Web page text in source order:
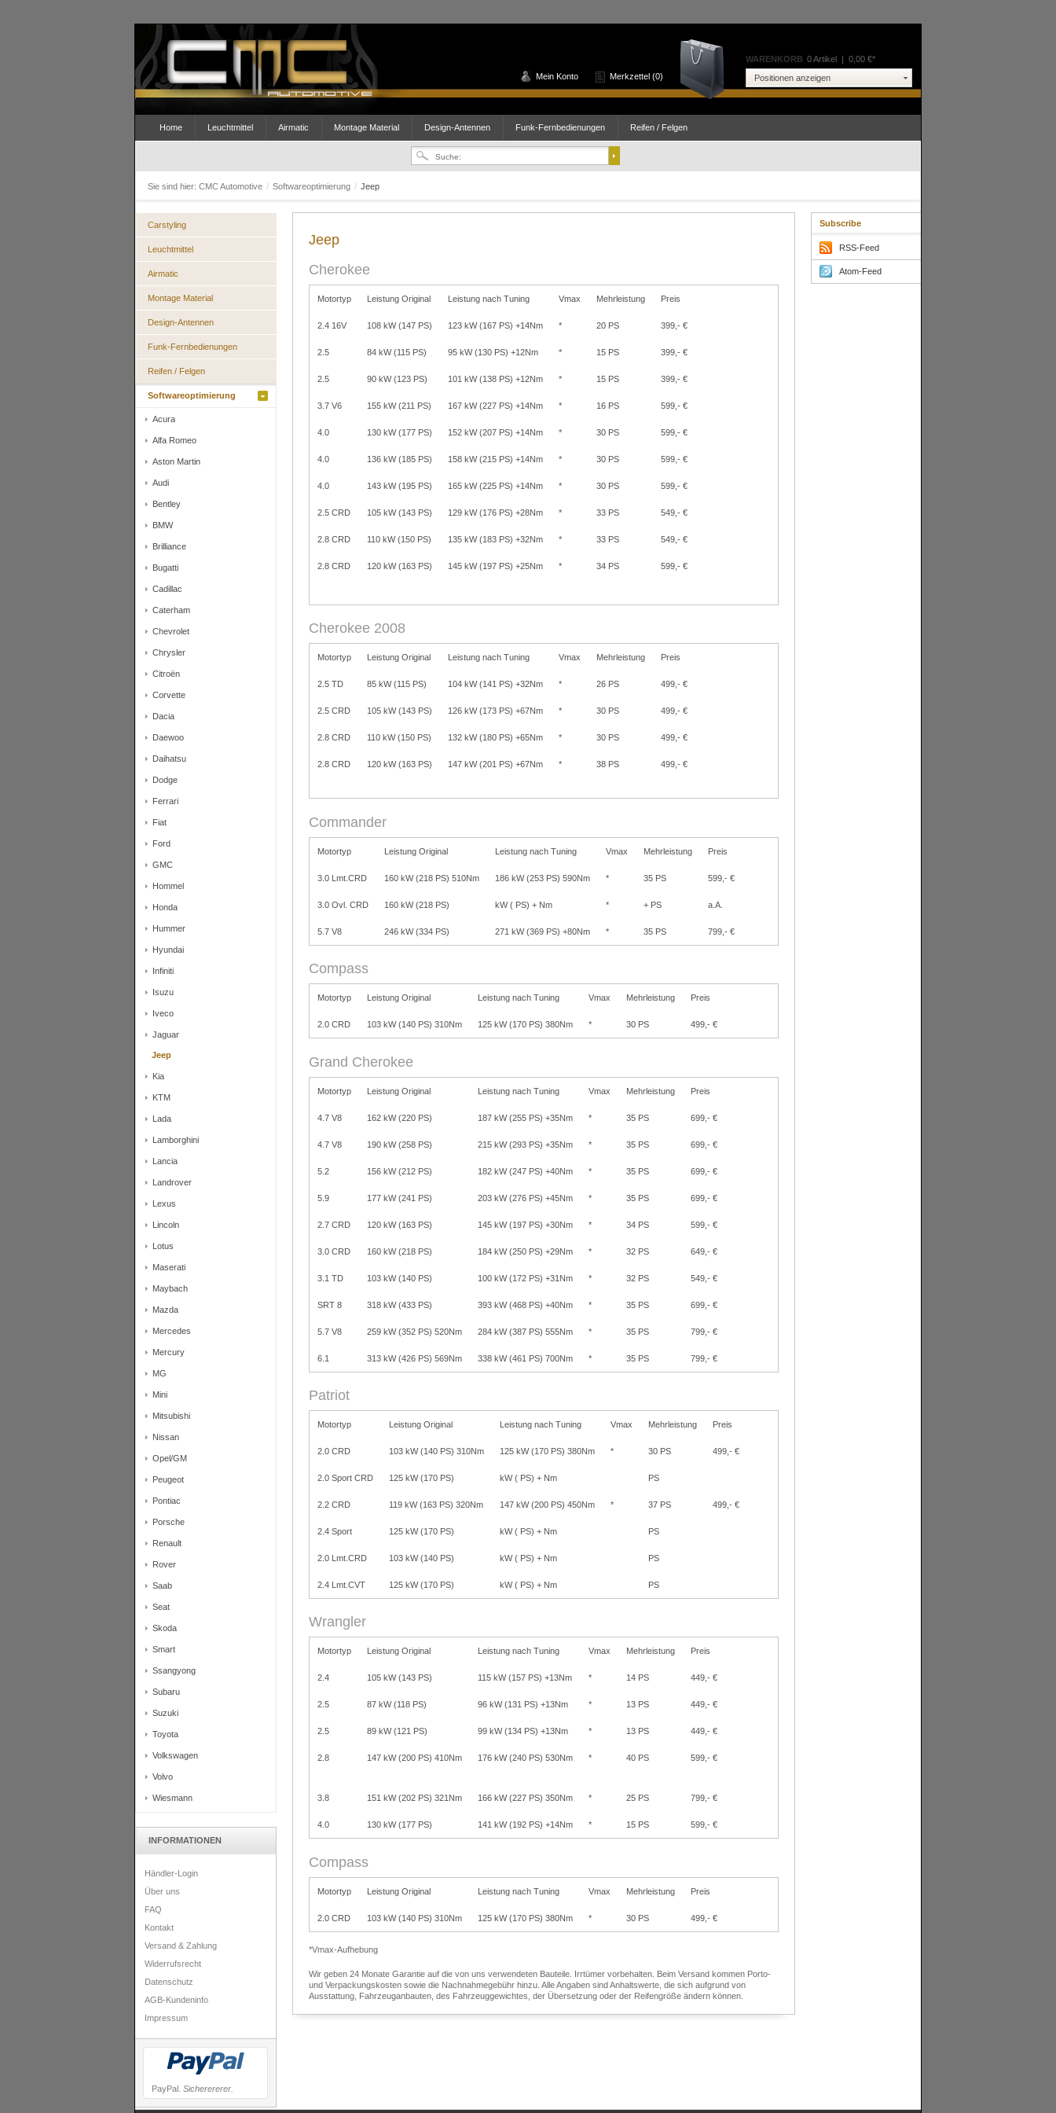
Mein Konto Merkzettel (0)
WARENKORB 0 Artikel | 0,00 €*
Positionen anzeigen
Home Leuchtmittel Airmatic Montage Material Design-Antennen Funk-Fernbedienungen Reifen / Felgen
Sie sind hier: CMC Automotive / Softwareoptimierung / Jeep
Carstyling
Leuchtmittel
Airmatic
Montage Material
Design-Antennen
Funk-Fernbedienungen
Reifen / Felgen
Softwareoptimierung
Acura
Alfa Romeo
Aston Martin
Audi
Bentley
BMW
Brilliance
Bugatti
Cadillac
Caterham
Chevrolet
Chrysler
Citroën
Corvette
Dacia
Daewoo
Daihatsu
Dodge
Ferrari
Fiat
Ford
GMC
Hommel
Honda
Hummer
Hyundai
Infiniti
Isuzu
Iveco
Jaguar
Jeep
Kia
KTM
Lada
Lamborghini
Lancia
Landrover
Lexus
Lincoln
Lotus
Maserati
Maybach
Mazda
Mercedes
Mercury
MG
Mini
Mitsubishi
Nissan
Opel/GM
Peugeot
Pontiac
Porsche
Renault
Rover
Saab
Seat
Skoda
Smart
Ssangyong
Subaru
Suzuki
Toyota
Volkswagen
Volvo
Wiesmann
INFORMATIONEN
Händler-Login
Über uns
FAQ
Kontakt
Versand & Zahlung
Widerrufsrecht
Datenschutz
AGB-Kundeninfo
Impressum
PayPal. Sicherererer.
Jeep
Cherokee
Motortyp Leistung Original Leistung nach Tuning Vmax Mehrleistung Preis
2.4 16V 108 kW (147 PS) 123 kW (167 PS) +14Nm * 20 PS 399,- €
2.5 84 kW (115 PS) 95 kW (130 PS) +12Nm * 15 PS 399,- €
2.5 90 kW (123 PS) 101 kW (138 PS) +12Nm * 15 PS 399,- €
3.7 V6 155 kW (211 PS) 167 kW (227 PS) +14Nm * 16 PS 599,- €
4.0 130 kW (177 PS) 152 kW (207 PS) +14Nm * 30 PS 599,- €
4.0 136 kW (185 PS) 158 kW (215 PS) +14Nm * 30 PS 599,- €
4.0 143 kW (195 PS) 165 kW (225 PS) +14Nm * 30 PS 599,- €
2.5 CRD 105 kW (143 PS) 129 kW (176 PS) +28Nm * 33 PS 549,- €
2.8 CRD 110 kW (150 PS) 135 kW (183 PS) +32Nm * 33 PS 549,- €
2.8 CRD 120 kW (163 PS) 145 kW (197 PS) +25Nm * 34 PS 599,- €
Cherokee 2008
Motortyp Leistung Original Leistung nach Tuning Vmax Mehrleistung Preis
2.5 TD 85 kW (115 PS) 104 kW (141 PS) +32Nm * 26 PS 499,- €
2.5 CRD 105 kW (143 PS) 126 kW (173 PS) +67Nm * 30 PS 499,- €
2.8 CRD 110 kW (150 PS) 132 kW (180 PS) +65Nm * 30 PS 499,- €
2.8 CRD 120 kW (163 PS) 147 kW (201 PS) +67Nm * 38 PS 499,- €
Commander
Motortyp Leistung Original Leistung nach Tuning Vmax Mehrleistung Preis
3.0 Lmt.CRD 160 kW (218 PS) 510Nm 186 kW (253 PS) 590Nm * 35 PS 599,- €
3.0 Ovl. CRD 160 kW (218 PS) kW ( PS) + Nm * + PS a.A.
5.7 V8 246 kW (334 PS) 271 kW (369 PS) +80Nm * 35 PS 799,- €
Compass
Motortyp Leistung Original Leistung nach Tuning Vmax Mehrleistung Preis
2.0 CRD 103 kW (140 PS) 310Nm 125 kW (170 PS) 380Nm * 30 PS 499,- €
Grand Cherokee
Motortyp Leistung Original Leistung nach Tuning Vmax Mehrleistung Preis
4.7 V8 162 kW (220 PS) 187 kW (255 PS) +35Nm * 35 PS 699,- €
4.7 V8 190 kW (258 PS) 215 kW (293 PS) +35Nm * 35 PS 699,- €
5.2 156 kW (212 PS) 182 kW (247 PS) +40Nm * 35 PS 699,- €
5.9 177 kW (241 PS) 203 kW (276 PS) +45Nm * 35 PS 699,- €
2.7 CRD 120 kW (163 PS) 145 kW (197 PS) +30Nm * 34 PS 599,- €
3.0 CRD 160 kW (218 PS) 184 kW (250 PS) +29Nm * 32 PS 649,- €
3.1 TD 103 kW (140 PS) 100 kW (172 PS) +31Nm * 32 PS 549,- €
SRT 8 318 kW (433 PS) 393 kW (468 PS) +40Nm * 35 PS 699,- €
5.7 V8 259 kW (352 PS) 520Nm 284 kW (387 PS) 555Nm * 35 PS 799,- €
6.1 313 kW (426 PS) 569Nm 338 kW (461 PS) 700Nm * 35 PS 799,- €
Patriot
Motortyp Leistung Original Leistung nach Tuning Vmax Mehrleistung Preis
2.0 CRD 103 kW (140 PS) 310Nm 125 kW (170 PS) 380Nm * 30 PS 499,- €
2.0 Sport CRD 125 kW (170 PS) kW ( PS) + Nm PS
2.2 CRD 119 kW (163 PS) 320Nm 147 kW (200 PS) 450Nm * 37 PS 499,- €
2.4 Sport 125 kW (170 PS) kW ( PS) + Nm PS
2.0 Lmt.CRD 103 kW (140 PS) kW ( PS) + Nm PS
2.4 Lmt.CVT 125 kW (170 PS) kW ( PS) + Nm PS
Wrangler
Motortyp Leistung Original Leistung nach Tuning Vmax Mehrleistung Preis
2.4 105 kW (143 PS) 115 kW (157 PS) +13Nm * 14 PS 449,- €
2.5 87 kW (118 PS) 96 kW (131 PS) +13Nm * 13 PS 449,- €
2.5 89 kW (121 PS) 99 kW (134 PS) +13Nm * 13 PS 449,- €
2.8 147 kW (200 PS) 410Nm 176 kW (240 PS) 530Nm * 40 PS 599,- €
3.8 151 kW (202 PS) 321Nm 166 kW (227 PS) 350Nm * 25 PS 799,- €
4.0 130 kW (177 PS) 141 kW (192 PS) +14Nm * 15 PS 599,- €
Compass
Motortyp Leistung Original Leistung nach Tuning Vmax Mehrleistung Preis
2.0 CRD 103 kW (140 PS) 310Nm 125 kW (170 PS) 380Nm * 30 PS 499,- €
*Vmax-Aufhebung
Wir geben 24 Monate Garantie auf die von uns verwendeten Bauteile. Irrtümer vorbehalten. Beim Versand kommen Porto-
und Verpackungskosten sowie die Nachnahmegebühr hinzu. Alle Angaben sind Anhaltswerte, die sich aufgrund von
Ausstattung, Fahrzeuganbauten, des Fahrzeuggewichtes, der Übersetzung oder der Reifengröße ändern können.
Subscribe
RSS-Feed
Atom-Feed